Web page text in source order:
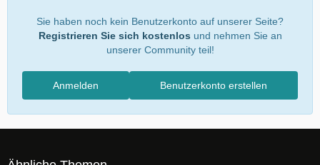
Sie haben noch kein Benutzerkonto auf unserer Seite?
Registrieren Sie sich kostenlos und nehmen Sie an
unserer Community teil!
Benutzerkonto erstellen
Anmelden